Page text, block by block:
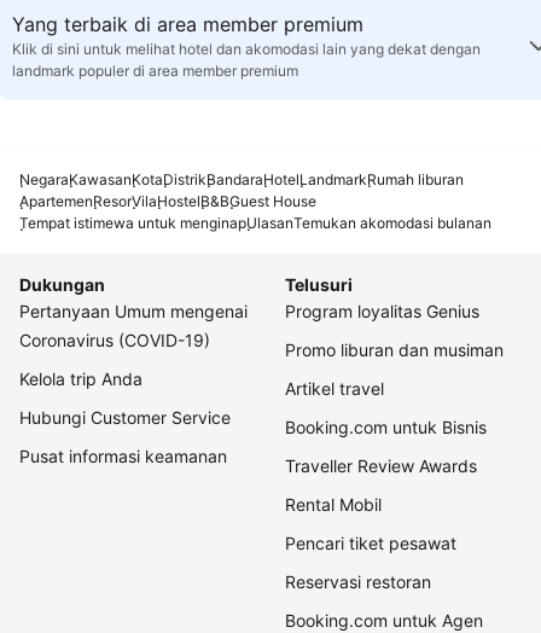
Yang terbaik di area member premium
Klik di sini untuk melihat hotel dan akomodasi lain yang dekat dengan
landmark populer di area member premium
NegaraKawasanKotaDistrikBandaraHotelLandmarkRumah liburan
ApartemenResorVilaHostelB&BGuest House
Tempat istimewa untuk menginapUlasanTemukan akomodasi bulanan
Dukungan
Pertanyaan Umum mengenai
Coronavirus (COVID-19)
Kelola trip Anda
Hubungi Customer Service
Pusat informasi keamanan
Telusuri
Program loyalitas Genius
Promo liburan dan musiman
Artikel travel
Booking.com untuk Bisnis
Traveller Review Awards
Rental Mobil
Pencari tiket pesawat
Reservasi restoran
Booking.com untuk Agen